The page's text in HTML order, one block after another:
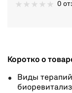
0
Коротко о
Виды